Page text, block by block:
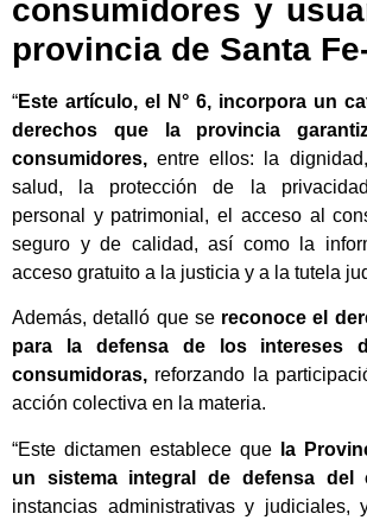
consumidores y
provincia de Santa
“Este artículo, el N° 6, incorpora un
derechos que la provincia
consumidores, entre ellos: la
salud, la protección de la
personal y patrimonial, el acceso al
seguro y de calidad, así como la
acceso gratuito a la justicia y a la tutela
Además, detalló que se reconoce el
para la defensa de los intereses
consumidoras, reforzando la
acción colectiva en la materia.
“Este dictamen establece que
la
un sistema integral de defensa del
instancias administrativas y judiciales,